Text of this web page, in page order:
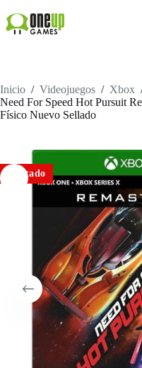
al
contenido
Inicio / Videojuegos / Xbox
Need For Speed Hot Pursuit
Físico Nuevo Sellado
Agotado